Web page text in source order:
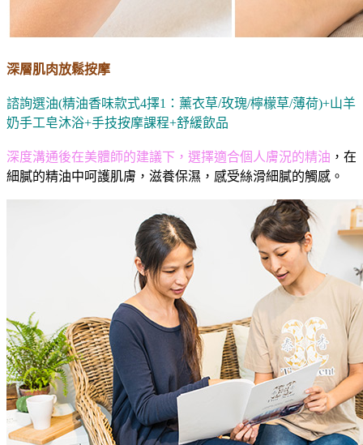
深層肌肉放鬆按摩
諮詢選油(精油香味款式4擇1：薰衣草/玫瑰/檸檬草/薄荷)+山羊
奶手工皂沐浴+手技按摩課程+舒緩飲品
深度溝通後在美體師的建議下，選擇適合個人膚況的精油 ，在
細膩的精油中呵護肌膚，滋養保濕，感受絲滑細膩的觸感。